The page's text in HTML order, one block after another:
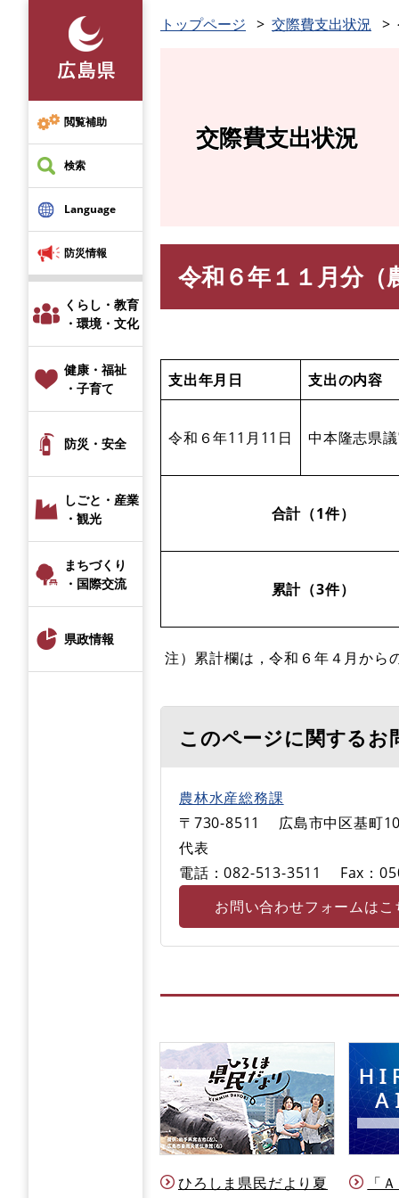
先
頭
で
す
閲覧補助
検索
Language
防災情報
くらし・教育
・環境・文化
健康・福祉
・子育て
防災・安全
しごと・産業
・観光
まちづくり
・国際交流
県政情報
トップページ 交際費支出状況
交際費支出状況
令和６年１１月分（
支出年月日 支出の内容
令和６年11月11日 中本隆志県
合計（1件）
累計（3件）
注）累計欄は，令和６年４月から
このページに関するお
農林水産総務課
〒730-8511
広島市中区基町
代表
電話：082-513-3511
Fax：
お問い合わせフォームはこ
ひろしま県民だより夏
「